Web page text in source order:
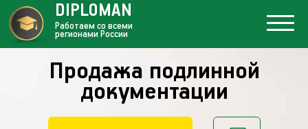
Продажа подлинной
документации
DIPLOMAN
Работаем со всеми
регионами России